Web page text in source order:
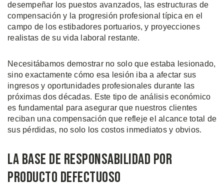
desempeñar los puestos avanzados, las estructuras de
compensación y la progresión profesional típica en el
campo de los estibadores portuarios, y proyecciones
realistas de su vida laboral restante.
Necesitábamos demostrar no solo que estaba lesionado,
sino exactamente cómo esa lesión iba a afectar sus
ingresos y oportunidades profesionales durante las
próximas dos décadas. Este tipo de análisis económico
es fundamental para asegurar que nuestros clientes
reciban una compensación que refleje el alcance total de
sus pérdidas, no solo los costos inmediatos y obvios.
La Base de Responsabilidad por
Producto Defectuoso